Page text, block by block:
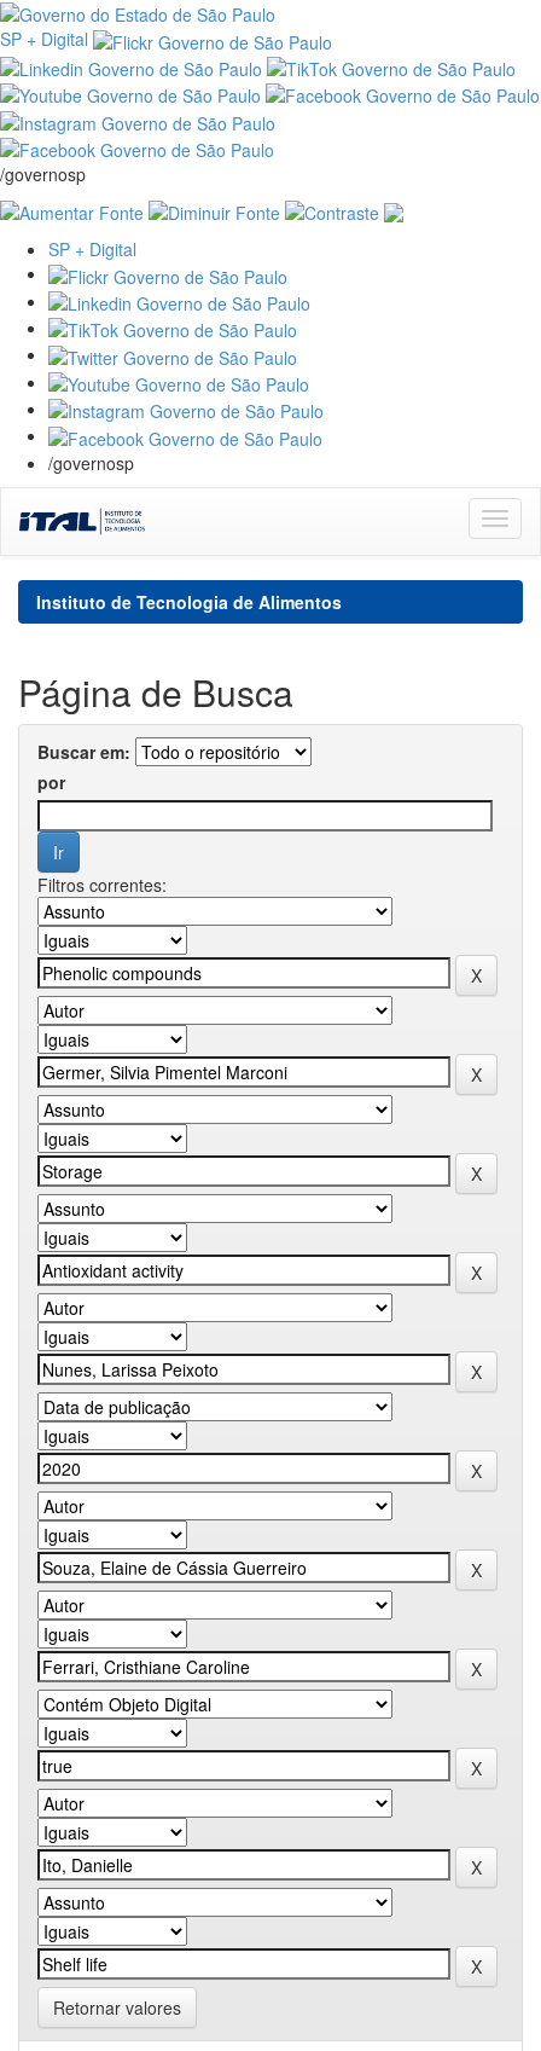
SP + Digital
/governosp
SP + Digital
/governosp
navigation
Instituto de Tecnologia de Alimentos
Página de Busca
Buscar em:
por
Filtros correntes:
Retornar valores